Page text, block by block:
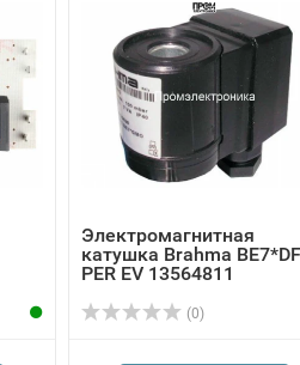
Электромагнитная
катушка Brahma
PER EV 13564811
(0)